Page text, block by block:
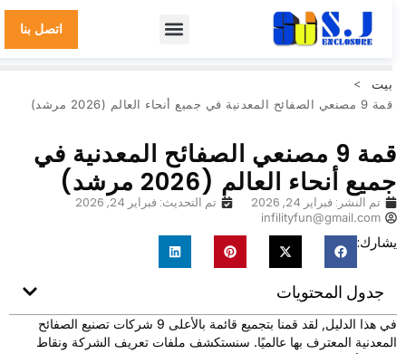
اتصل بنا
بيت
>
قمة 9 مصنعي الصفائح المعدنية في جميع أنحاء العالم (2026 مرشد)
قمة 9 مصنعي الصفائح المعدنية في
أنحاء العالم (2026 مرشد)
تم النشر:فبراير 24, 2026 تم التحديث: فبراير 24, 2026
infilityfun@gmail.com
جدول المحتويات
في هذا الدليل, لقد قمنا بتجميع قائمة بالأعلى 9 شركات تصنيع الصفائح
المعترف بها عالميًا. سنستكشف ملفات تعريف الشركة ونقاط